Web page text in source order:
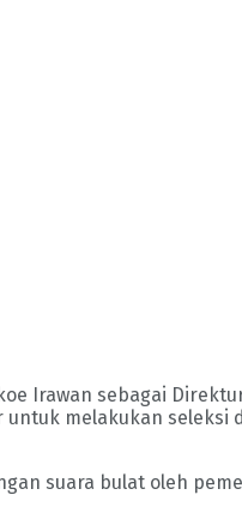
Irawan sebagai
melakukan
suara bulat oleh